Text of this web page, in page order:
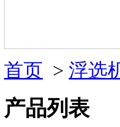
首页 > 浮选
产品列表